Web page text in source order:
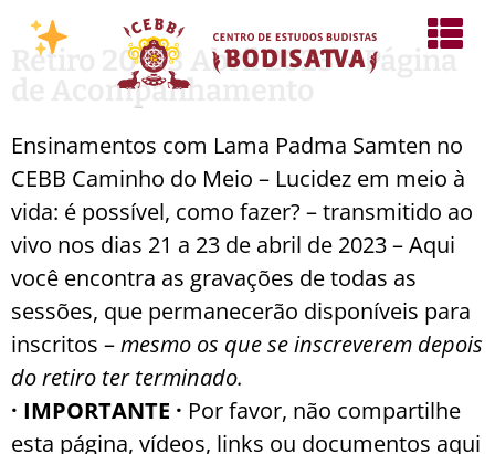
Retiro 20-23 Abril 2023 – Página
de Acompanhamento
Ensinamentos com Lama Padma Samten no
CEBB Caminho do Meio – Lucidez em meio à
vida: é possível, como fazer? – transmitido ao
vivo nos dias 21 a 23 de abril de 2023 – Aqui
você encontra as gravações de todas as
sessões, que permanecerão disponíveis para
inscritos –mesmo os que se inscreverem depois
do retiro ter terminado.
· IMPORTANTE · Por favor, não compartilhe
esta página, vídeos, links ou documentos aqui